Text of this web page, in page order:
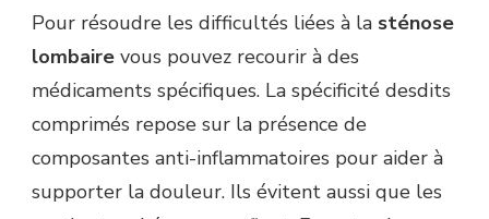
Pour résoudre les difficultés liées à la sténose
lombaire vous pouvez recourir à des
médicaments spécifiques. La spécificité desdits
comprimés repose sur la présence de
composantes anti-inflammatoires pour aider à
supporter la douleur. Ils évitent aussi que les